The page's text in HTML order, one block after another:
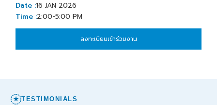
Date :16 JAN 2026
Time :2:00-5:00 PM
ลงทะเบียนเข้าร่วมงาน
★ TESTIMONIALS